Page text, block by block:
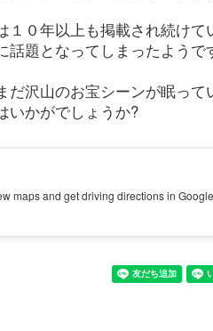
１０年以上も掲載され続け
題となってしまったようで
だ沢山のお宝シーンが眠っ
いかがでしょうか?
maps and get driving directions in